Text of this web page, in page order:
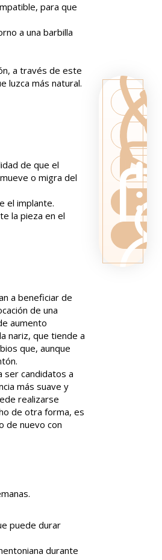
para que
a una barbilla
a través de este
luzca más natural.
de que el
o migra del
el implante.
la pieza en el
a beneficiar de
de una
aumento
nariz, que tiende a
que, aunque
ser candidatos a
más suave y
realizarse
de otra forma, es
de nuevo con
puede durar
durante